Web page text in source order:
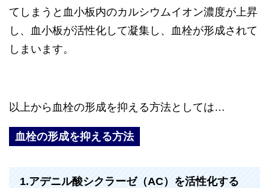
てしまうと血小板内のカルシウムイオン濃度が上昇
し、血小板が活性化して凝集し、血栓が形成されて
しまいます。
以上から血栓の形成を抑える方法としては…
血栓の形成を抑える方法
1.アデニル酸シクラーゼ（AC）を活性化する